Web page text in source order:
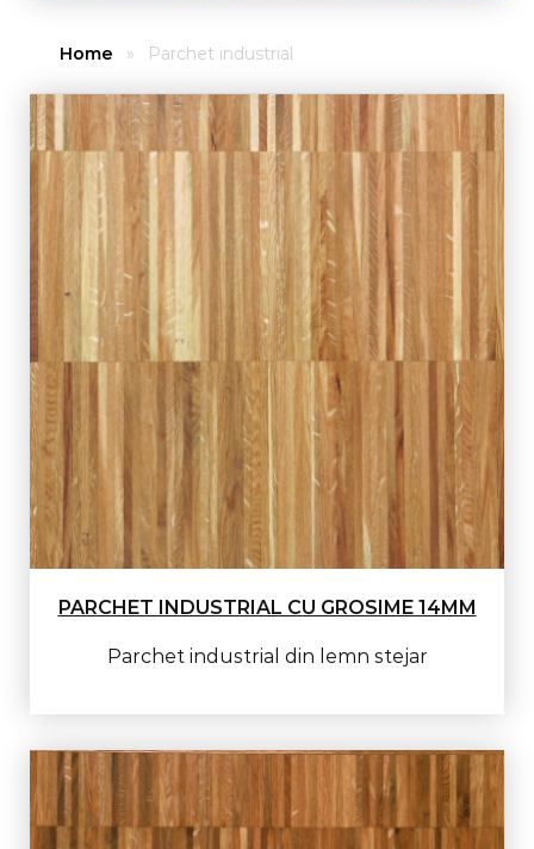
Home » Parchet industrial
PARCHET INDUSTRIAL CU GROSIME 14MM
Parchet industrial din lemn stejar